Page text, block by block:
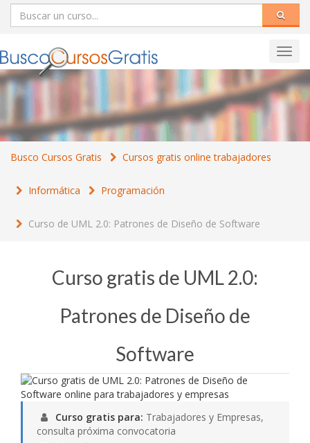
Busco Cursos Gratis Cursos gratis online trabajadores
Informática Programación
Curso de UML 2.0: Patrones de Diseño de Software
Curso gratis de UML 2.0:
Patrones de Diseño de
Software
Curso gratis para: Trabajadores y Empresas,
consulta próxima convocatoria